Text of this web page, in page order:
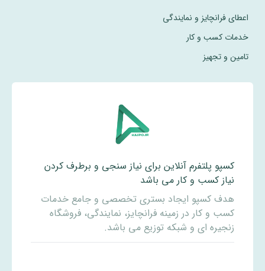
اعطای فرانچایز و نمایندگی
خدمات کسب و کار
تامین و تجهیز
کسپو پلتفرم آنلاین برای نیاز سنجی و برطرف کردن
نیاز کسب و کار می باشد
هدف کسپو ایجاد بستری تخصصی و جامع خدمات
کسب و کار در زمینه فرانچایز، نمایندگی، فروشگاه
زنجیره ای و شبکه توزیع می باشد.